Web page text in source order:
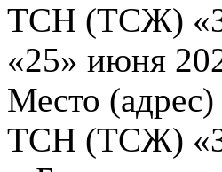
ТСН (ТСЖ)
«25» июня
Место
ТСН (ТСЖ)